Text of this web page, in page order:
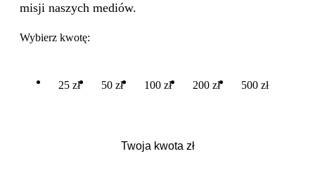
misji naszych mediów.
Wybierz kwotę:
25 zł 50 zł 100 zł 200 zł 500 zł